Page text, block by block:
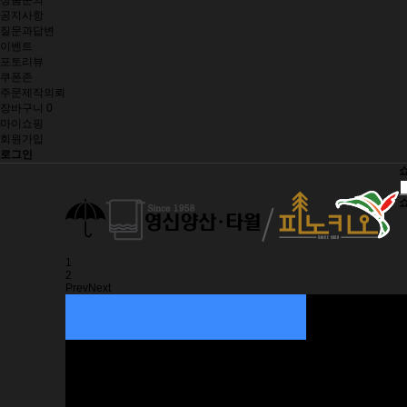
공지사항
질문과답변
이벤트
포토리뷰
쿠폰존
주문제작의뢰
장바구니
0
마이쇼핑
회원가입
로그인
1
2
PrevNext